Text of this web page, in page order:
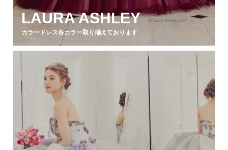
LAURA ASHLEY
カラードレス各カラー取り揃えております